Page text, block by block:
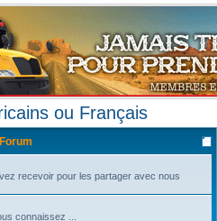
ou Français
Forum
recevoir pour les partager avec nous
connaissez ...